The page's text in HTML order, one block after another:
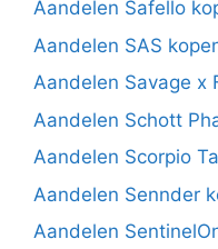
Aandelen Safello
Aandelen SAS
Aandelen Savage x
Aandelen Schott
Aandelen Scorpio
Aandelen Sennder
Aandelen